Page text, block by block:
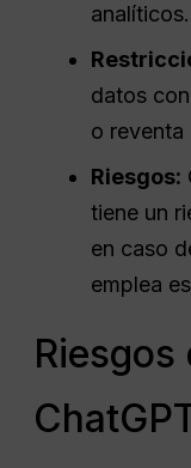
analíticos.
datos
o reventa
Riesgos:
tiene un
en caso
emplea
Riesgos